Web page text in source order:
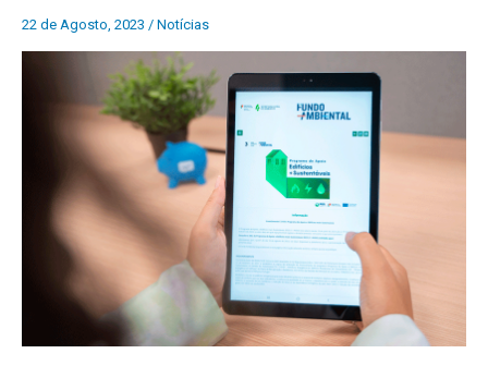
22 de Agosto, 2023 / Notícias